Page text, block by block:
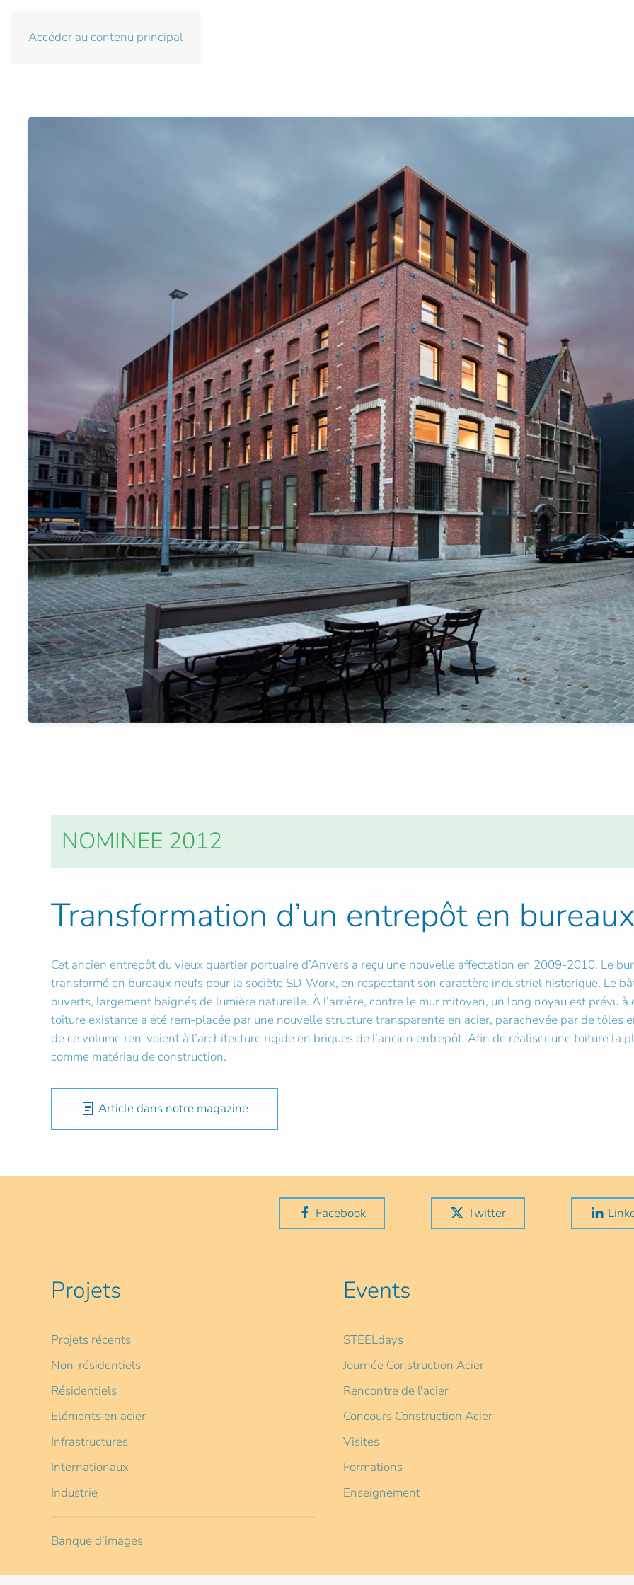
Accéder au contenu principal
NOMINEE 2012
Transformation d’un entrepôt en
Cet ancien entrepôt du vieux quartier portuaire d’Anvers a reçu une nouvelle affectation en 2009-2010. Le
transformé en bureaux neufs pour la sociète SD-Worx, en respectant son caractère industriel historique. Le
ouverts, largement baignés de lumière naturelle. À l’arrière, contre le mur mitoyen, un long noyau est prévu
toiture existante a été rem-placée par une nouvelle structure transparente en acier, parachevée par de
de ce volume ren-voient à l’architecture rigide en briques de l’ancien entrepôt. Afin de réaliser une toiture la
comme matériau de construction.
Article dans notre magazine
Facebook Twitter
Projets
Projets récents
Non-résidentiels
Résidentiels
Eléments en acier
Infrastructures
Internationaux
Industrie
Banque d'images
Events
STEELdays
Journée Construction Acier
Rencontre de l'acier
Concours Construction Acier
Visites
Formations
Enseignement